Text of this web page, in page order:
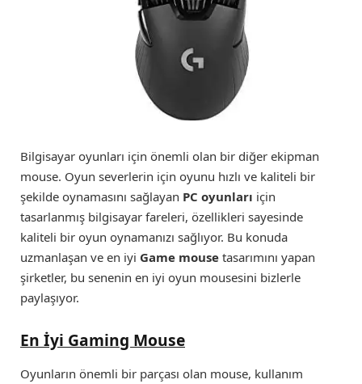
Bilgisayar oyunları için önemli olan bir diğer ekipman
mouse. Oyun severlerin için oyunu hızlı ve kaliteli bir
şekilde oynamasını sağlayan PC oyunları için
tasarlanmış bilgisayar fareleri, özellikleri sayesinde
kaliteli bir oyun oynamanızı sağlıyor. Bu konuda
uzmanlaşan ve en iyi Game mouse tasarımını yapan
şirketler, bu senenin en iyi oyun mousesini bizlerle
paylaşıyor.
En İyi Gaming Mouse
Oyunların önemli bir parçası olan mouse, kullanım